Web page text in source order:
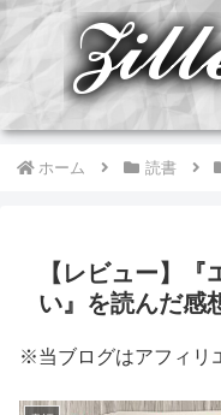
ホーム 読書
【レビュー】
い』を読んだ感
※当ブログはアフィリ